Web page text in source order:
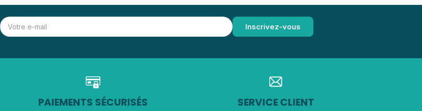
PAIEMENTS SÉCURISÉS SERVICE CLIENT